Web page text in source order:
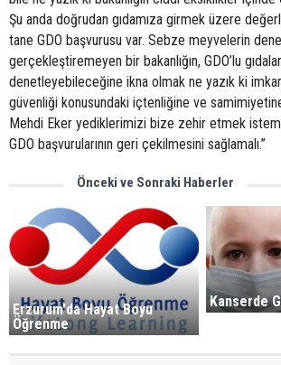
Şu anda doğrudan gıdamıza girmek üzere
tane GDO başvurusu var. Sebze meyvelerin
gerçekleştiremeyen bir bakanlığın, GDO’lu
denetleyebileceğine ikna olmak ne yazık ki
güvenliği konusundaki içtenliğine ve samimiyetine
Mehdi Eker yediklerimizi bize zehir etmek
GDO başvurularının geri çekilmesini sağlamalı.”
Önceki ve Sonraki Haberler
Erzurum'da Hayat Boyu
Öğrenme
Kanserde